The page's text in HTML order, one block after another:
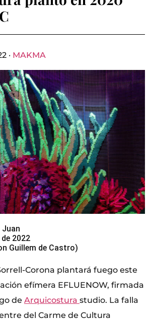
· MAKMA
Juan
2022
Guillem de Castro)
Corona plantará fuego este
efímera EFLUENOW, firmada
de Arquicostura studio. La falla
del Carme de Cultura